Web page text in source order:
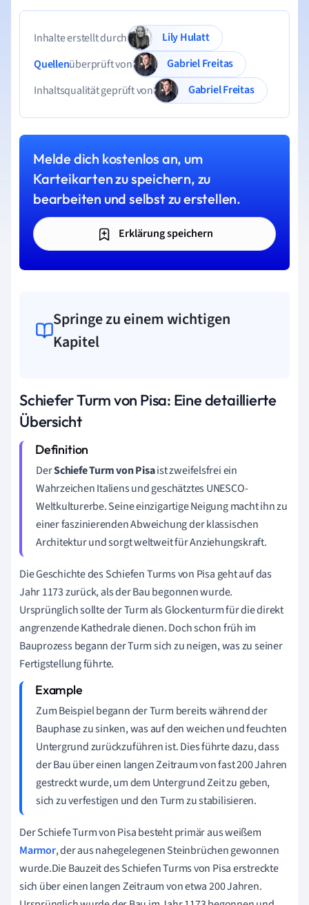
Inhalte erstellt durch
Lily Hulatt
Quellenüberprüft von
Gabriel Freitas
Inhaltsqualität geprüft von
Gabriel Freitas
Melde dich kostenlos an, um
Karteikarten zu speichern, zu
bearbeiten und selbst zu erstellen.
Erklärung speichern
Springe zu einem wichtigen
Kapitel
Schiefer Turm von Pisa: Eine detaillierte
Übersicht
DerSchiefe Turm von Pisaist zweifelsfrei ein
Wahrzeichen Italiens und geschätztes UNESCO-
Weltkulturerbe. Seine einzigartige Neigung macht ihn zu
einer faszinierenden Abweichung der klassischen
Architektur und sorgt weltweit für Anziehungskraft.
Die Geschichte des Schiefen Turms von Pisa geht auf das
Jahr 1173 zurück, als der Bau begonnen wurde.
Ursprünglich sollte der Turm als Glockenturm für die direkt
angrenzende Kathedrale dienen. Doch schon früh im
Bauprozess begann der Turm sich zu neigen, was zu seiner
Fertigstellung führte.
Zum Beispiel begann der Turm bereits während der
Bauphase zu sinken, was auf den weichen und feuchten
Untergrund zurückzuführen ist. Dies führte dazu, dass
der Bau über einen langen Zeitraum von fast 200 Jahren
gestreckt wurde, um dem Untergrund Zeit zu geben,
sich zu verfestigen und den Turm zu stabilisieren.
Der Schiefe Turm von Pisa besteht primär aus weißem
Marmor, der aus nahegelegenen Steinbrüchen gewonnen
wurde.Die Bauzeit des Schiefen Turms von Pisa erstreckte
sich über einen langen Zeitraum von etwa 200 Jahren.